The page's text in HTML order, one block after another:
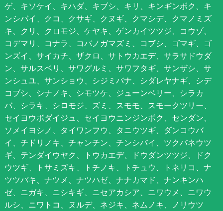
ゲ、キソケイ、キハダ、キブシ、キリ、キンギンボク、キ
ンシバイ、クコ、クサギ、クヌギ、クマシデ、クマノミズ
キ、クリ、クロモジ、ケヤキ、ゲンカイツツジ、コウゾ、
コデマリ、コナラ、コバノガマズミ、コブシ、ゴマギ、ゴ
ンズイ、サイカチ、ザクロ、サトウカエデ、サラサドウダ
ン、サルスベリ、サワグルミ、サワフタギ、サンザシ、サ
ンシュユ、サンショウ、シジミバナ、シダレヤナギ、シデ
コブシ、シナノキ、シモツケ、ジューンベリー、シラカ
バ、シラキ、シロモジ、ズミ、スモモ、スモークツリー、
セイヨウボダイジュ、セイヨウニンジンボク、センダン、
ソメイヨシノ、タイワンフウ、タニウツギ、ダンコウバ
イ、チドリノキ、チャンチン、チンシバイ、ツクバネウツ
ギ、テンダイウヤク、トウカエデ、ドウダンツツジ、ドク
ウツギ、トサミズキ、トチノキ、トチュウ、トネリコ、ナ
ツツバキ、ナツメ、ナツハゼ、ナナカマド、ナンキンハ
ゼ、ニガキ、ニシキギ、ニセアカシア、ニワウメ、ニワウ
ルシ、ニワトコ、ヌルデ、ネジキ、ネムノキ、ノリウツ